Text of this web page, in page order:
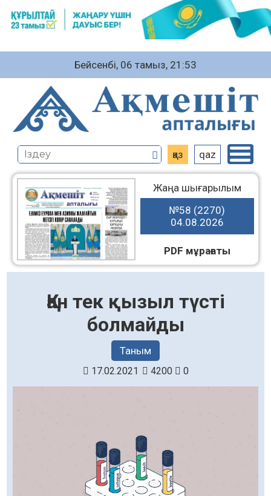
Бейсенбі, 06 тамыз, 21:53
қаз qaz
Жаңа шығарылым
№58 (2270)
04.08.2026
PDF мұрағаты
Қан тек қызыл түсті
болмайды
Таным
17.02.2021 4200 0